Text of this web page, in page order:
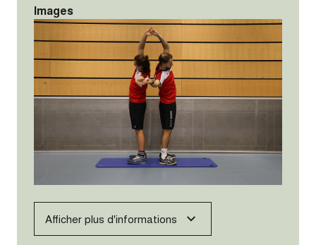
Images
Afficher plus d'informations